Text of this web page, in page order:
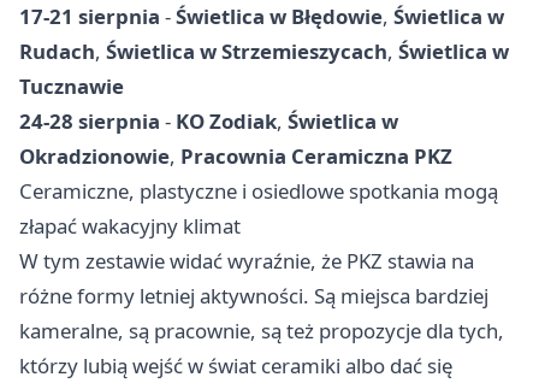
17-21 sierpnia -Świetlica w Błędowie, Świetlica w
Rudach, Świetlica w Strzemieszycach, Świetlica w
Tucznawie
24-28 sierpnia - KO Zodiak, Świetlica w
Okradzionowie, Pracownia Ceramiczna PKZ
Ceramiczne, plastyczne i osiedlowe spotkania mogą
złapać wakacyjny klimat
W tym zestawie widać wyraźnie, że PKZ stawia na
różne formy letniej aktywności. Są miejsca bardziej
kameralne, są pracownie, są też propozycje dla tych,
którzy lubią wejść w świat ceramiki albo dać się